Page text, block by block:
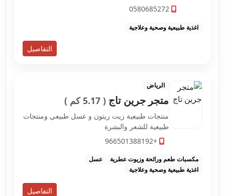
0580685272
اغذية طبيعية وصحية وعلاجية
التفاصيل
الرياض
متجر جرين تاج ( 5.17 كم )
منتجات طبيعية زيت زيتون و عسل طبيعي ومنتجات
طبيعية للشعر والبشرة
+966501388192
مكسبات طعم ورائحة وزيوت عطرية
عسل
اغذية طبيعية وصحية وعلاجية
التفاصيل